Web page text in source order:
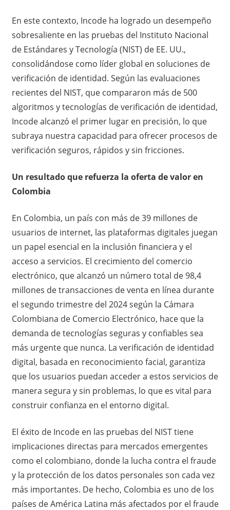
En este contexto, Incode ha logrado un desempeño
sobresaliente en las pruebas del Instituto Nacional
de Estándares y Tecnología (NIST) de EE. UU.,
consolidándose como líder global en soluciones de
verificación de identidad. Según las evaluaciones
recientes del NIST, que compararon más de 500
algoritmos y tecnologías de verificación de identidad,
Incode alcanzó el primer lugar en precisión, lo que
subraya nuestra capacidad para ofrecer procesos de
verificación seguros, rápidos y sin fricciones.
Un resultado que refuerza la oferta de valor en
Colombia
En Colombia, un país con más de 39 millones de
usuarios de internet, las plataformas digitales juegan
un papel esencial en la inclusión financiera y el
acceso a servicios. El crecimiento del comercio
electrónico, que alcanzó un número total de 98,4
millones de transacciones de venta en línea durante
el segundo trimestre del 2024 según la Cámara
Colombiana de Comercio Electrónico, hace que la
demanda de tecnologías seguras y confiables sea
más urgente que nunca. La verificación de identidad
digital, basada en reconocimiento facial, garantiza
que los usuarios puedan acceder a estos servicios de
manera segura y sin problemas, lo que es vital para
construir confianza en el entorno digital.
El éxito de Incode en las pruebas del NIST tiene
implicaciones directas para mercados emergentes
como el colombiano, donde la lucha contra el fraude
y la protección de los datos personales son cada vez
más importantes. De hecho, Colombia es uno de los
países de América Latina más afectados por el fraude